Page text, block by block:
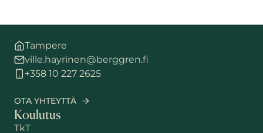
Tampere
ville.hayrinen@berggren.fi
+358 10 227 2625
OTA YHTEYTTÄ
Koulutus
TkT